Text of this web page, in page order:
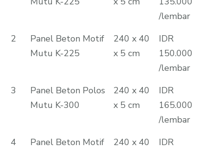
/lembar
2
Panel Beton Motif
Mutu K-225
240 x 40
x 5 cm
IDR
150.000
/lembar
3
Panel Beton Polos
Mutu K-300
240 x 40
x 5 cm
IDR
165.000
/lembar
4
Panel Beton Motif
240 x 40
IDR